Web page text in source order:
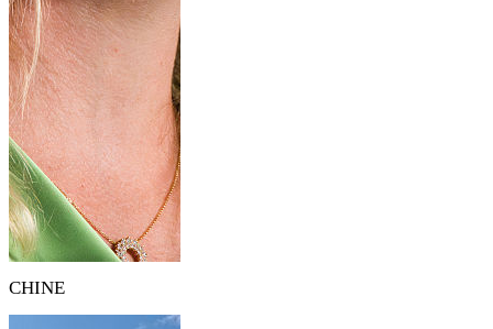
CHINE